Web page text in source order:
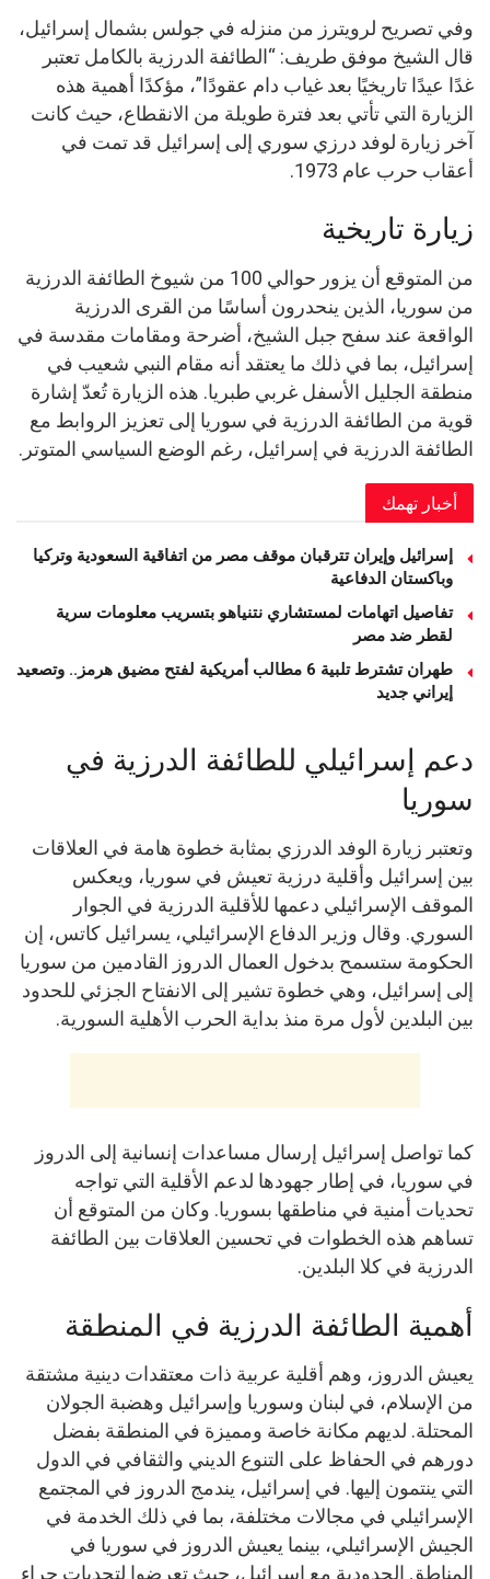
وفي تصريح لرويترز من منزله في جولس بشمال إسرائيل،
قال الشيخ موفق طريف: “الطائفة الدرزية بالكامل تعتبر
غدًا عيدًا تاريخيًا بعد غياب دام عقودًا”، مؤكدًا أهمية هذه
الزيارة التي تأتي بعد فترة طويلة من الانقطاع، حيث كانت
آخر زيارة لوفد درزي سوري إلى إسرائيل قد تمت في
أعقاب حرب عام 1973.
زيارة تاريخية
من المتوقع أن يزور حوالي 100 من شيوخ الطائفة الدرزية
من سوريا، الذين ينحدرون أساسًا من القرى الدرزية
الواقعة عند سفح جبل الشيخ، أضرحة ومقامات مقدسة في
إسرائيل، بما في ذلك ما يعتقد أنه مقام النبي شعيب في
منطقة الجليل الأسفل غربي طبريا. هذه الزيارة تُعدّ إشارة
قوية من الطائفة الدرزية في سوريا إلى تعزيز الروابط مع
الطائفة الدرزية في إسرائيل، رغم الوضع السياسي المتوتر.
أخبار تهمك
إسرائيل وإيران تترقبان موقف مصر من اتفاقية السعودية وتركيا
وباكستان الدفاعية
تفاصيل اتهامات لمستشاري نتنياهو بتسريب معلومات سرية
لقطر ضد مصر
طهران تشترط تلبية 6 مطالب أمريكية لفتح مضيق هرمز.. وتصعيد
إيراني جديد
دعم إسرائيلي للطائفة الدرزية في
سوريا
وتعتبر زيارة الوفد الدرزي بمثابة خطوة هامة في العلاقات
بين إسرائيل وأقلية درزية تعيش في سوريا، ويعكس
الموقف الإسرائيلي دعمها للأقلية الدرزية في الجوار
السوري. وقال وزير الدفاع الإسرائيلي، يسرائيل كاتس، إن
الحكومة ستسمح بدخول العمال الدروز القادمين من سوريا
إلى إسرائيل، وهي خطوة تشير إلى الانفتاح الجزئي للحدود
بين البلدين لأول مرة منذ بداية الحرب الأهلية السورية.
كما تواصل إسرائيل إرسال مساعدات إنسانية إلى الدروز
في سوريا، في إطار جهودها لدعم الأقلية التي تواجه
تحديات أمنية في مناطقها بسوريا. وكان من المتوقع أن
تساهم هذه الخطوات في تحسين العلاقات بين الطائفة
الدرزية في كلا البلدين.
أهمية الطائفة الدرزية في المنطقة
يعيش الدروز، وهم أقلية عربية ذات معتقدات دينية مشتقة
من الإسلام، في لبنان وسوريا وإسرائيل وهضبة الجولان
المحتلة. لديهم مكانة خاصة ومميزة في المنطقة بفضل
دورهم في الحفاظ على التنوع الديني والثقافي في الدول
التي ينتمون إليها. في إسرائيل، يندمج الدروز في المجتمع
الإسرائيلي في مجالات مختلفة، بما في ذلك الخدمة في
الجيش الإسرائيلي، بينما يعيش الدروز في سوريا في
المناطق الحدودية مع إسرائيل، حيث تعرضوا لتحديات جراء